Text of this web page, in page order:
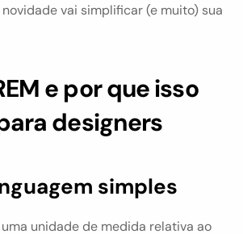
vai simplificar (e muito) sua
e por que isso
designers
simples
uma unidade de medida relativa ao